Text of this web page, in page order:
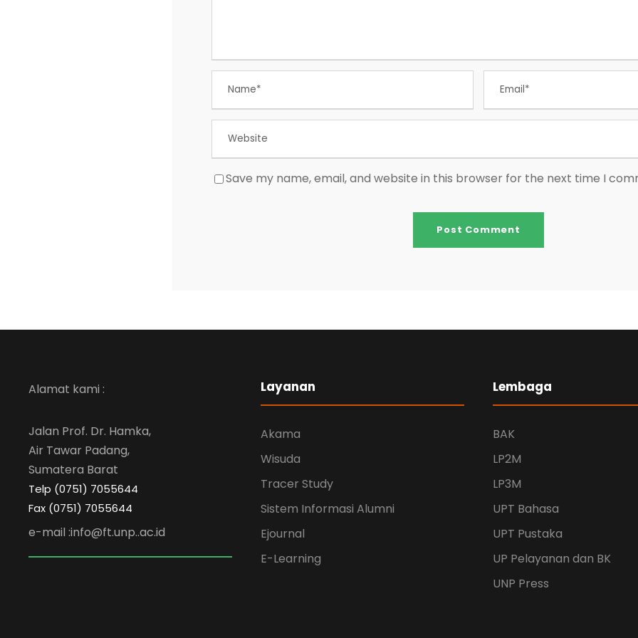
Save my name, email, and website in this browser for the next time I
Alamat kami :
Jalan Prof. Dr. Hamka,
Air Tawar Padang,
Sumatera Barat
Telp (0751) 7055644
Fax (0751) 7055644
e-mail :info@ft.unp..ac.id
Layanan
Akama
Wisuda
Tracer Study
Sistem Informasi Alumni
Ejournal
E-Learning
Lembaga
BAK
LP2M
LP3M
UPT Bahasa
UPT Pustaka
UP Pelayanan dan BK
UNP Press